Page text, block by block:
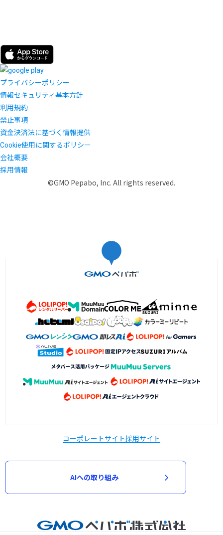
プライバシーポリシー
情報セキュリティ基本方針
利用規約
禁止事項
資金決済法に基づく情報提供
Cookie使用に関するポリシー
会社概要
採用情報
©GMO Pepabo, Inc. All rights reserved.
コーポレートサイト採用サイト
AIへの取り組み